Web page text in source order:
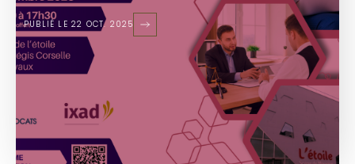
PUBLIÉ LE 22 OCT. 2025